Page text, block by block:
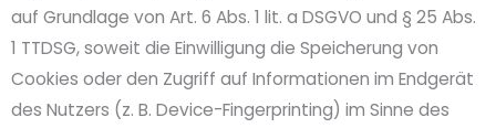
auf Grundlage von Art. 6 Abs. 1 lit. a DSGVO und § 25 Abs.
1 TTDSG, soweit die Einwilligung die Speicherung von
Cookies oder den Zugriff auf Informationen im Endgerät
des Nutzers (z. B. Device-Fingerprinting) im Sinne des